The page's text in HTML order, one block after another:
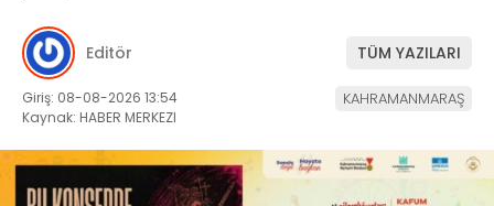
Editör TÜM YAZILARI
Giriş: 08-08-2026 13:54
Kaynak: HABER MERKEZI
KAHRAMANMARAŞ